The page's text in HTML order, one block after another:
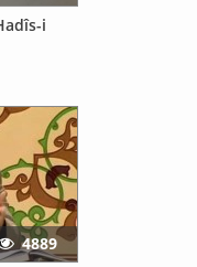
i
4889